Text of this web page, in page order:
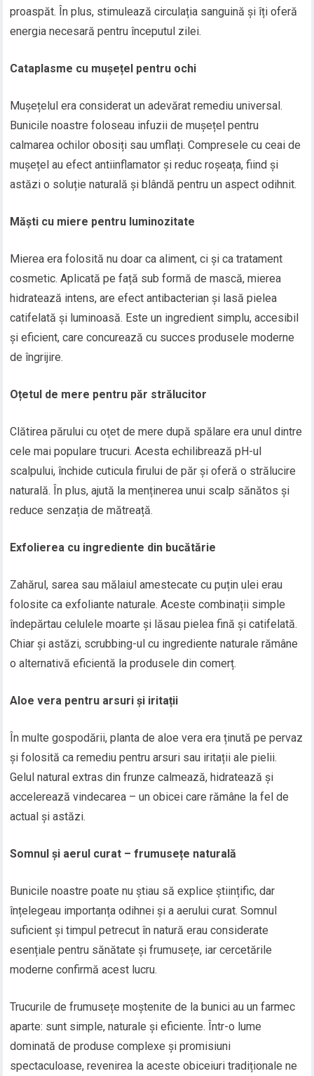
proaspăt. În plus, stimulează circulația sanguină și îți oferă
energia necesară pentru începutul zilei.
Cataplasme cu mușețel pentru ochi
Mușețelul era considerat un adevărat remediu universal.
Bunicile noastre foloseau infuzii de mușețel pentru
calmarea ochilor obosiți sau umflați. Compresele cu ceai de
mușețel au efect antiinflamator și reduc roșeața, fiind și
astăzi o soluție naturală și blândă pentru un aspect odihnit.
Măști cu miere pentru luminozitate
Mierea era folosită nu doar ca aliment, ci și ca tratament
cosmetic. Aplicată pe față sub formă de mască, mierea
hidratează intens, are efect antibacterian și lasă pielea
catifelată și luminoasă. Este un ingredient simplu, accesibil
și eficient, care concurează cu succes produsele moderne
de îngrijire.
Oțetul de mere pentru păr strălucitor
Clătirea părului cu oțet de mere după spălare era unul dintre
cele mai populare trucuri. Acesta echilibrează pH-ul
scalpului, închide cuticula firului de păr și oferă o strălucire
naturală. În plus, ajută la menținerea unui scalp sănătos și
reduce senzația de mătreață.
Exfolierea cu ingrediente din bucătărie
Zahărul, sarea sau mălaiul amestecate cu puțin ulei erau
folosite ca exfoliante naturale. Aceste combinații simple
îndepărtau celulele moarte și lăsau pielea fină și catifelată.
Chiar și astăzi, scrubbing-ul cu ingrediente naturale rămâne
o alternativă eficientă la produsele din comerț.
Aloe vera pentru arsuri și iritații
În multe gospodării, planta de aloe vera era ținută pe pervaz
și folosită ca remediu pentru arsuri sau iritații ale pielii.
Gelul natural extras din frunze calmează, hidratează și
accelerează vindecarea – un obicei care rămâne la fel de
actual și astăzi.
Somnul și aerul curat – frumusețe naturală
Bunicile noastre poate nu știau să explice științific, dar
înțelegeau importanța odihnei și a aerului curat. Somnul
suficient și timpul petrecut în natură erau considerate
esențiale pentru sănătate și frumusețe, iar cercetările
moderne confirmă acest lucru.
Trucurile de frumusețe moștenite de la bunici au un farmec
aparte: sunt simple, naturale și eficiente. Într-o lume
dominată de produse complexe și promisiuni
spectaculoase, revenirea la aceste obiceiuri tradiționale ne